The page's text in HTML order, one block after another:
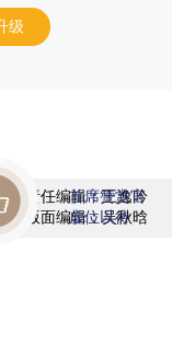
级
责任编辑：王逸吟
版面编辑：吴秋晗
首席赞赏官
虚位以待